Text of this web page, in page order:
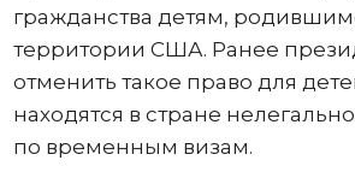
гражданства детям,
территории США. Ранее
отменить такое право для
находятся в стране
по временным визам.